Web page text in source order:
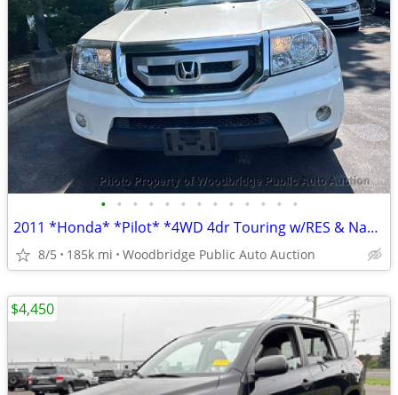
• • • • • • • • • • • • •
2011 *Honda* *Pilot* *4WD 4dr Touring w/RES & Navi*
8/5 185k mi Woodbridge Public Auto Auction
$4,450